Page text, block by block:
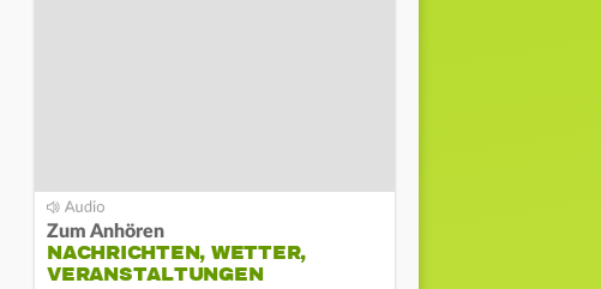
Zum Anhören
NACHRICHTEN, WETTER,
VERANSTALTUNGEN